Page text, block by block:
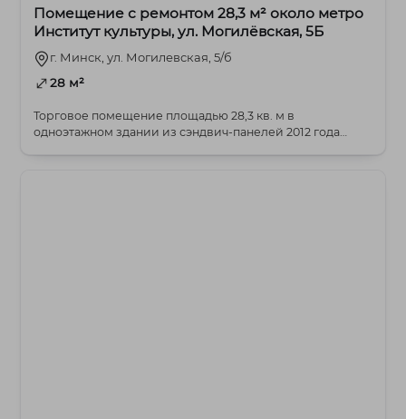
Помещение с ремонтом 28,3 м² около метро
Институт культуры, ул. Могилёвская, 5Б
г. Минск, ул. Могилевская, 5/б
28 м²
Торговое помещение площадью 28,3 кв. м в
одноэтажном здании из сэндвич-панелей 2012 года